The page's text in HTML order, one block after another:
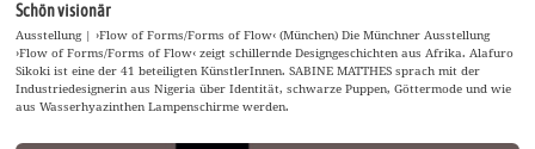
Schön visionär
Ausstellung | ›Flow of Forms/Forms of Flow‹ (München) Die Münchner Ausstellung
›Flow of Forms/Forms of Flow‹ zeigt schillernde Designgeschichten aus Afrika. Alafuro
Sikoki ist eine der 41 beteiligten KünstlerInnen. SABINE MATTHES sprach mit der
Industriedesignerin aus Nigeria über Identität, schwarze Puppen, Göttermode und wie
aus Wasserhyazinthen Lampenschirme werden.